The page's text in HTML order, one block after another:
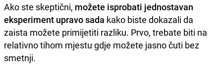
Ako ste skeptični, možete isprobati jednostavan
eksperiment upravo sada kako biste dokazali da
zaista možete primijetiti razliku. Prvo, trebate biti na
relativno tihom mjestu gdje možete jasno čuti bez
smetnji.